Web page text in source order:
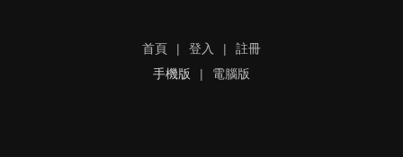
首頁 | 登入 |
註冊
手機版
| 電腦版